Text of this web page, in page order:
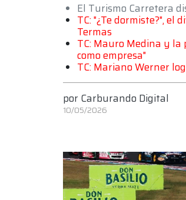
El Turismo Carretera
TC: "¿Te dormiste?",
Termas
TC: Mauro Medina y
como empresa"
TC: Mariano Werner
por Carburando Digital
10/05/2026